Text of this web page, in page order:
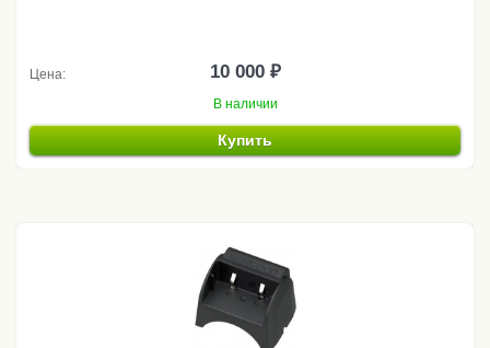
Цена: 10 000 ₽
В наличии
Купить